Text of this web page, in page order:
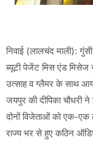
निवाई (लालचंद माली):
ब्यूटी पेजेंट मिस एंड मिसेज
उत्साह व ग्लैमर के साथ
जयपुर की दीपिका चौधरी
दोनों विजेताओं को एक-एक
राज्य भर से हुए कठिन